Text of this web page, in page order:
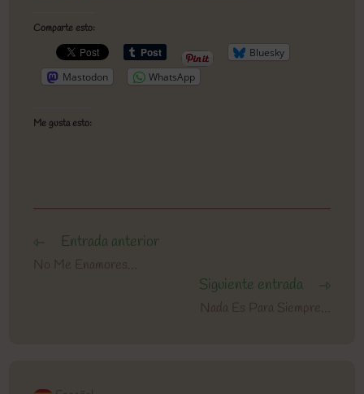
Comparte esto:
Bluesky
Mastodon
WhatsApp
Me gusta esto:
Leer
más
artículos
Entrada anterior
No Me Enamores…
Siguiente entrada
Nada Es Para Siempre…